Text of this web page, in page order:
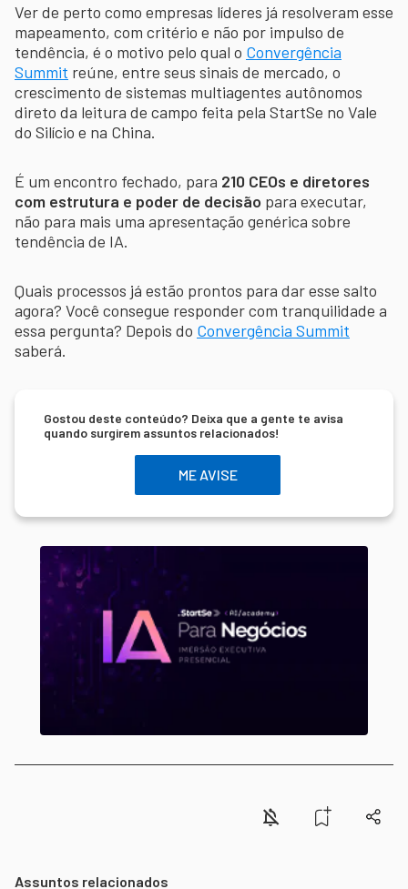
Ver de perto como empresas líderes já resolveram esse
mapeamento, com critério e não por impulso de
tendência, é o motivo pelo qual o Convergência
Summit reúne, entre seus sinais de mercado, o
crescimento de sistemas multiagentes autônomos
direto da leitura de campo feita pela StartSe no Vale
do Silício e na China.
É um encontro fechado, para 210 CEOs e diretores
com estrutura e poder de decisão para executar,
não para mais uma apresentação genérica sobre
tendência de IA.
Quais processos já estão prontos para dar esse salto
agora? Você consegue responder com tranquilidade a
essa pergunta? Depois do Convergência Summit
saberá.
Gostou deste conteúdo? Deixa que a gente te avisa
quando surgirem assuntos relacionados!
ME AVISE
Assuntos relacionados